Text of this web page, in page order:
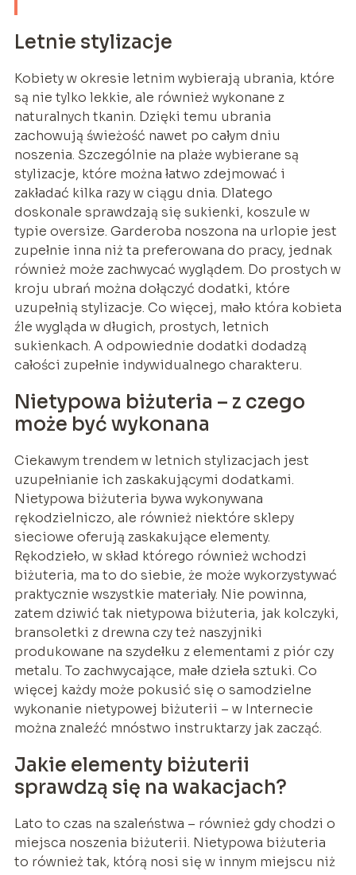
Letnie stylizacje
Kobiety w okresie letnim wybierają ubrania, które
są nie tylko lekkie, ale również wykonane z
naturalnych tkanin. Dzięki temu ubrania
zachowują świeżość nawet po całym dniu
noszenia. Szczególnie na plaże wybierane są
stylizacje, które można łatwo zdejmować i
zakładać kilka razy w ciągu dnia. Dlatego
doskonale sprawdzają się sukienki, koszule w
typie oversize. Garderoba noszona na urlopie jest
zupełnie inna niż ta preferowana do pracy, jednak
również może zachwycać wyglądem. Do prostych w
kroju ubrań można dołączyć dodatki, które
uzupełnią stylizacje. Co więcej, mało która kobieta
źle wygląda w długich, prostych, letnich
sukienkach. A odpowiednie dodatki dodadzą
całości zupełnie indywidualnego charakteru.
Nietypowa biżuteria – z czego
może być wykonana
Ciekawym trendem w letnich stylizacjach jest
uzupełnianie ich zaskakującymi dodatkami.
Nietypowa biżuteria bywa wykonywana
rękodzielniczo, ale również niektóre sklepy
sieciowe oferują zaskakujące elementy.
Rękodzieło, w skład którego również wchodzi
biżuteria, ma to do siebie, że może wykorzystywać
praktycznie wszystkie materiały. Nie powinna,
zatem dziwić tak nietypowa biżuteria, jak kolczyki,
bransoletki z drewna czy też naszyjniki
produkowane na szydełku z elementami z piór czy
metalu. To zachwycające, małe dzieła sztuki. Co
więcej każdy może pokusić się o samodzielne
wykonanie nietypowej biżuterii – w Internecie
można znaleźć mnóstwo instruktarzy jak zacząć.
Jakie elementy biżuterii
sprawdzą się na wakacjach?
Lato to czas na szaleństwa – również gdy chodzi o
miejsca noszenia biżuterii. Nietypowa biżuteria
to również tak, którą nosi się w innym miejscu niż